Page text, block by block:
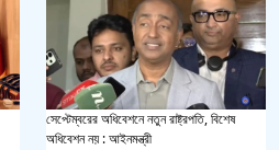
সেপ্টেম্বরের অধিবেশনে নতুন রাষ্ট্রপতি, বিশেষ
অধিবেশন নয় : আইনমন্ত্রী